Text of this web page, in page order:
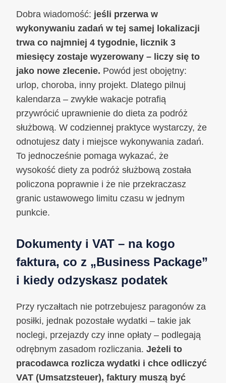
Dobra wiadomość: jeśli przerwa w
wykonywaniu zadań w tej samej lokalizacji
trwa co najmniej 4 tygodnie, licznik 3
miesięcy zostaje wyzerowany – liczy się to
jako nowe zlecenie. Powód jest obojętny:
urlop, choroba, inny projekt. Dlatego pilnuj
kalendarza – zwykłe wakacje potrafią
przywrócić uprawnienie do dieta za podróż
służbową. W codziennej praktyce wystarczy, że
odnotujesz daty i miejsce wykonywania zadań.
To jednocześnie pomaga wykazać, że
wysokość diety za podróż służbową została
policzona poprawnie i że nie przekraczasz
granic ustawowego limitu czasu w jednym
punkcie.
Dokumenty i VAT – na kogo
faktura, co z „Business Package”
i kiedy odzyskasz podatek
Przy ryczałtach nie potrzebujesz paragonów za
posiłki, jednak pozostałe wydatki – takie jak
noclegi, przejazdy czy inne opłaty – podlegają
odrębnym zasadom rozliczania. Jeżeli to
pracodawca rozlicza wydatki i chce odliczyć
VAT (Umsatzsteuer), faktury muszą być